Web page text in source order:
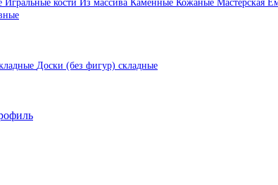
Игральные кости Из массива Каменные Кожаные Мастерская
Доски (без фигур) складные